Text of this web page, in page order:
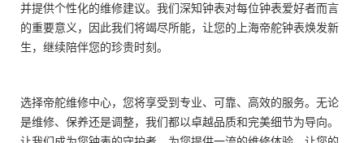
并提供个性化的维修建议。我们深知钟表对每位钟表爱好者而言
的重要意义，因此我们将竭尽所能，让您的上海帝舵钟表焕发新
生，继续陪伴您的珍贵时刻。
选择帝舵维修中心，您将享受到专业、可靠、高效的服务。无论
是维修、保养还是调整，我们都以卓越品质和完美细节为导向。